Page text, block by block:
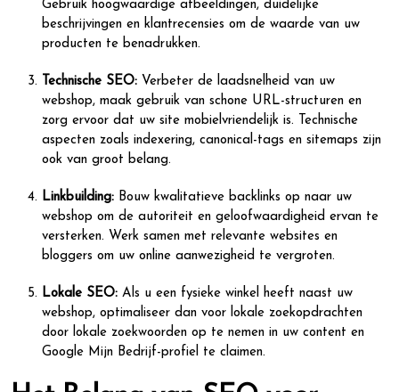
Gebruik hoogwaardige afbeeldingen, duidelijke
beschrijvingen en klantrecensies om de waarde van uw
producten te benadrukken.
Technische SEO: Verbeter de laadsnelheid van uw
webshop, maak gebruik van schone URL-structuren en
zorg ervoor dat uw site mobielvriendelijk is. Technische
aspecten zoals indexering, canonical-tags en sitemaps zijn
ook van groot belang.
Linkbuilding: Bouw kwalitatieve backlinks op naar uw
webshop om de autoriteit en geloofwaardigheid ervan te
versterken. Werk samen met relevante websites en
bloggers om uw online aanwezigheid te vergroten.
Lokale SEO: Als u een fysieke winkel heeft naast uw
webshop, optimaliseer dan voor lokale zoekopdrachten
door lokale zoekwoorden op te nemen in uw content en
Google Mijn Bedrijf-profiel te claimen.